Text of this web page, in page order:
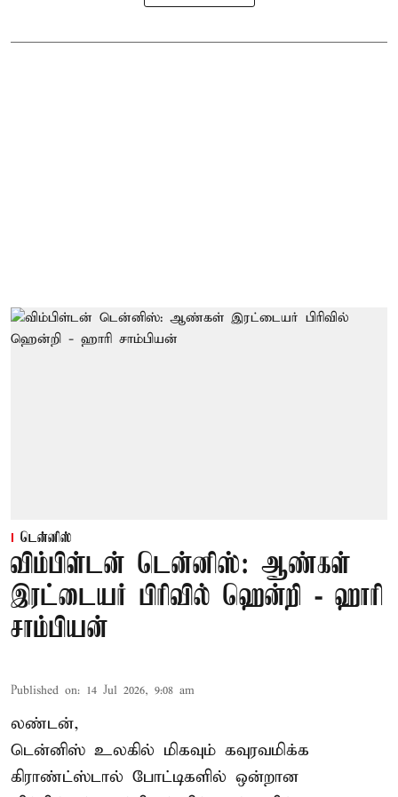
டென்னிஸ்
விம்பிள்டன் டென்னிஸ்: ஆண்கள்
இரட்டையர் பிரிவில் ஹென்றி - ஹாரி
சாம்பியன்
Published on: 14 Jul 2026, 9:08 am
லண்டன்,
டென்னிஸ் உலகில் மிகவும் கவுரவமிக்க
கிராண்ட்ஸ்டால் போட்டிகளில் ஒன்றான